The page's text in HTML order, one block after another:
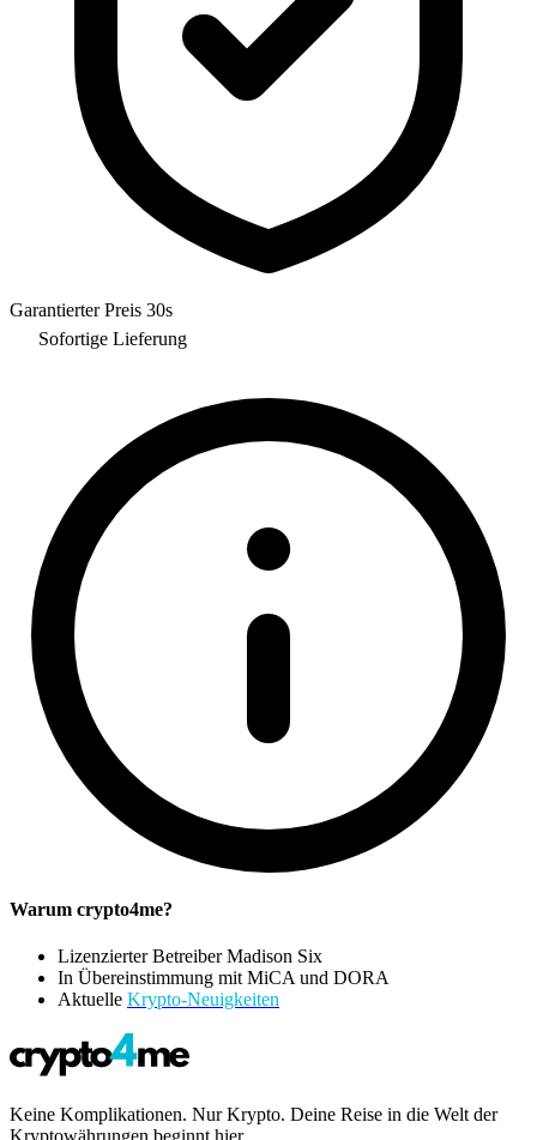
Garantierter Preis 30s
Sofortige Lieferung
Warum crypto4me?
Lizenzierter Betreiber Madison Six
In Übereinstimmung mit MiCA und DORA
Aktuelle Krypto-Neuigkeiten
Keine Komplikationen. Nur Krypto. Deine Reise in die Welt der